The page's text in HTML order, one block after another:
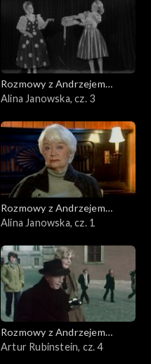
Rozmowy z Andrzejem
Doboszem
Alina Janowska, cz. 3
Rozmowy z Andrzejem
Doboszem
Alina Janowska, cz. 1
Rozmowy z Andrzejem
Doboszem
Artur Rubinstein, cz. 4